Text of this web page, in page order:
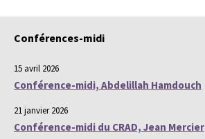
Conférences-midi
15 avril 2026
Conférence-midi, Abdelillah Hamdouch
21 janvier 2026
Conférence-midi du CRAD, Jean Mercier